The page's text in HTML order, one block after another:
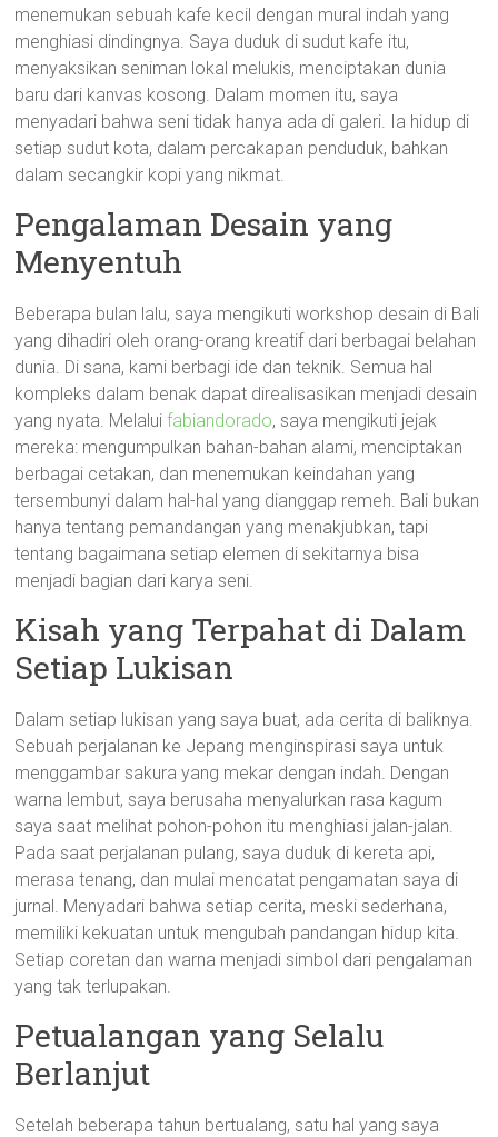
menemukan sebuah kafe kecil dengan mural indah yang
menghiasi dindingnya. Saya duduk di sudut kafe itu,
menyaksikan seniman lokal melukis, menciptakan dunia
baru dari kanvas kosong. Dalam momen itu, saya
menyadari bahwa seni tidak hanya ada di galeri. Ia hidup di
setiap sudut kota, dalam percakapan penduduk, bahkan
dalam secangkir kopi yang nikmat.
Pengalaman Desain yang
Menyentuh
Beberapa bulan lalu, saya mengikuti workshop desain di Bali
yang dihadiri oleh orang-orang kreatif dari berbagai belahan
dunia. Di sana, kami berbagi ide dan teknik. Semua hal
kompleks dalam benak dapat direalisasikan menjadi desain
yang nyata. Melaluifabiandorado, saya mengikuti jejak
mereka: mengumpulkan bahan-bahan alami, menciptakan
berbagai cetakan, dan menemukan keindahan yang
tersembunyi dalam hal-hal yang dianggap remeh. Bali bukan
hanya tentang pemandangan yang menakjubkan, tapi
tentang bagaimana setiap elemen di sekitarnya bisa
menjadi bagian dari karya seni.
Kisah yang Terpahat di Dalam
Setiap Lukisan
Dalam setiap lukisan yang saya buat, ada cerita di baliknya.
Sebuah perjalanan ke Jepang menginspirasi saya untuk
menggambar sakura yang mekar dengan indah. Dengan
warna lembut, saya berusaha menyalurkan rasa kagum
saya saat melihat pohon-pohon itu menghiasi jalan-jalan.
Pada saat perjalanan pulang, saya duduk di kereta api,
merasa tenang, dan mulai mencatat pengamatan saya di
jurnal. Menyadari bahwa setiap cerita, meski sederhana,
memiliki kekuatan untuk mengubah pandangan hidup kita.
Setiap coretan dan warna menjadi simbol dari pengalaman
yang tak terlupakan.
Petualangan yang Selalu
Berlanjut
Setelah beberapa tahun bertualang, satu hal yang saya